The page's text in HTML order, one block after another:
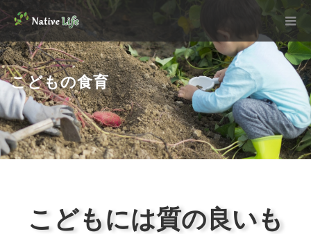
こどもの食育
こどもには質の良いも